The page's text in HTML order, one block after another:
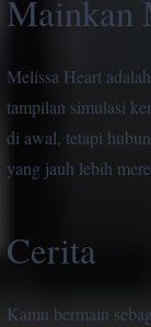
Mainkan
Melissa Heart
tampilan simulasi
di awal, tetapi
yang jauh lebih
Cerita
Kamu bermain